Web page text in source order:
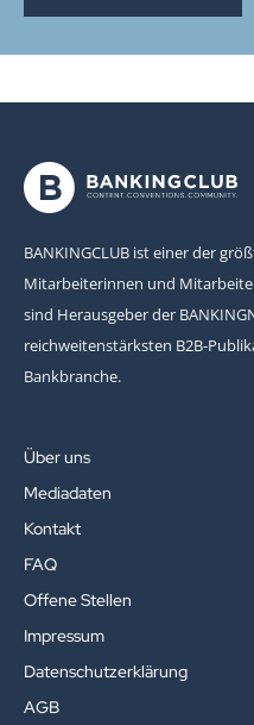
BANKINGCLUB ist einer der
Mitarbeiterinnen und
sind Herausgeber der
reichweitenstärksten B2B-
Bankbranche.
Über uns
Mediadaten
Kontakt
FAQ
Offene Stellen
Impressum
Datenschutzerklärung
AGB